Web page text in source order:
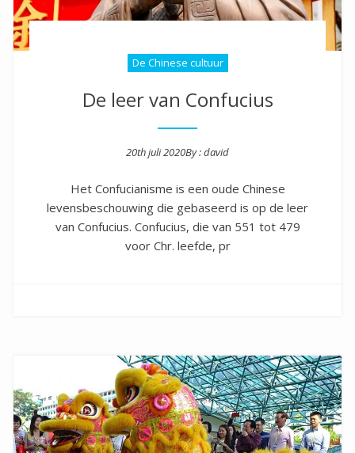
De Chinese cultuur
De leer van Confucius
20th juli 2020By :david
Het Confucianisme is een oude Chinese
levensbeschouwing die gebaseerd is op de leer
van Confucius. Confucius, die van 551 tot 479
voor Chr. leefde, pr